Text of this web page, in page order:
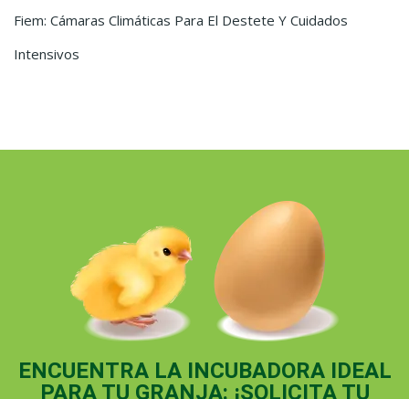
Fiem: Cámaras Climáticas Para El Destete Y Cuidados
Intensivos
ENCUENTRA LA INCUBADORA IDEAL
PARA TU GRANJA: ¡SOLICITA TU